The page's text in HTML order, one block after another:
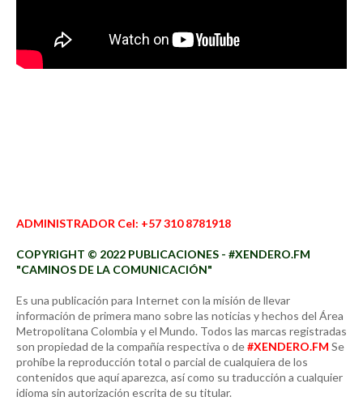
ADMINISTRADOR Cel: +57 310 8781918
COPYRIGHT © 2022 PUBLICACIONES - #XENDERO.FM
"CAMINOS DE LA COMUNICACIÓN"
Es una publicación para Internet con la misión de llevar
información de primera mano sobre las noticias y hechos del Área
Metropolitana Colombia y el Mundo. Todos las marcas registradas
son propiedad de la compañía respectiva o de#XENDERO.FM Se
prohíbe la reproducción total o parcial de cualquiera de los
contenidos que aquí aparezca, así como su traducción a cualquier
idioma sin autorización escrita de su titular.